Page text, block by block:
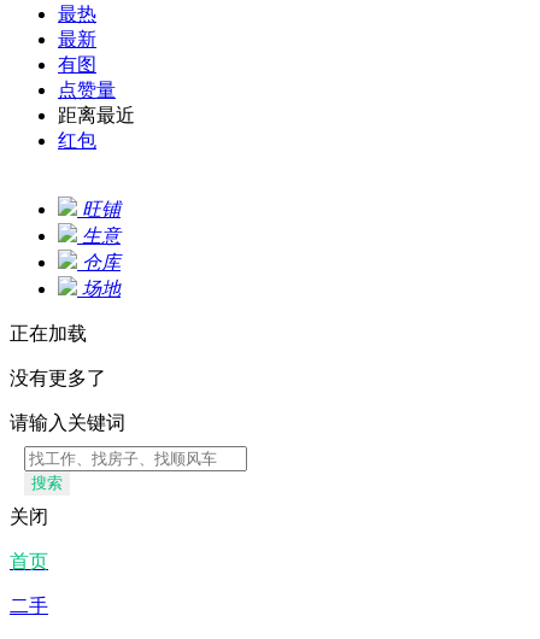
最热
最新
有图
点赞量
距离最近
红包
旺铺
生意
仓库
场地
正在加载
没有更多了
请输入关键词
搜索
关闭
首页
二手